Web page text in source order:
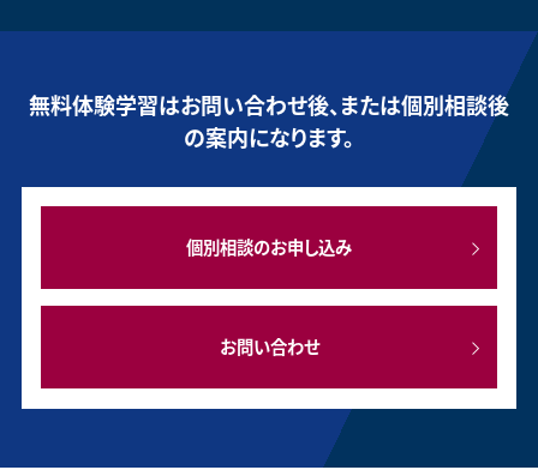
無料体験学習はお問い合わせ後、または個別相談後
の案内になります。
個別相談のお申し込み
お問い合わせ